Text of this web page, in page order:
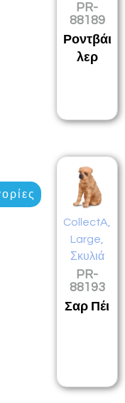
PR-
88189
Ροντβάι
λερ
CollectA
Large
Σκυλιά
PR-
88193
Σαρ Πέι